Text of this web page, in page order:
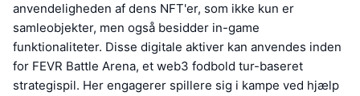
anvendeligheden af dens NFT'er, som ikke kun er
samleobjekter, men også besidder in-game
funktionaliteter. Disse digitale aktiver kan anvendes inden
for FEVR Battle Arena, et web3 fodbold tur-baseret
strategispil. Her engagerer spillere sig i kampe ved hjælp